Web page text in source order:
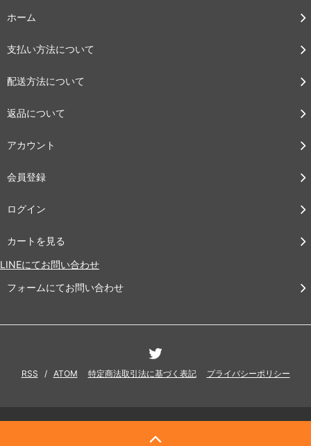
ホーム
支払い方法について
配送方法について
返品について
アカウント
会員登録
ログイン
カートを見る
LINEにてお問い合わせ
フォームにてお問い合わせ
RSS / ATOM 特定商法取引法に基づく表記 プライバシーポリシー